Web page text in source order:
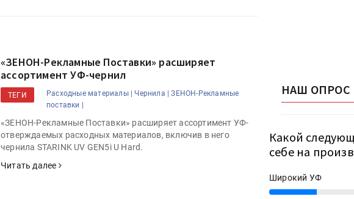
«ЗЕНОН-Рекламные Поставки» расширяет
ассортимент УФ-чернил
ТЕГИ Расходные материалы | Чернила |
ЗЕНОН-Рекламные
поставки |
«ЗЕНОН-Рекламные Поставки» расширяет ассортимент УФ-
отверждаемых расходных материалов, включив в него
чернила STARINK UV GEN5i U Hard.
Читать далее
НАШ ОПРОС
Какой
себе на
Широкий УФ
25%